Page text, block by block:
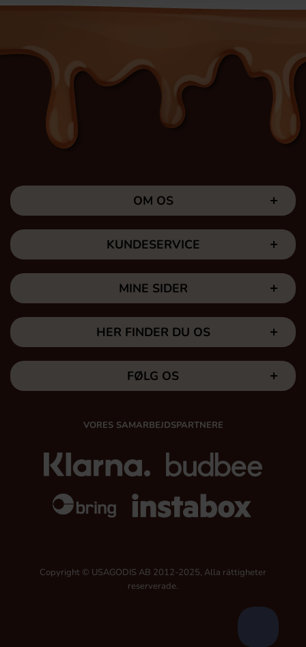
OM OS
KUNDESERVICE
MINE SIDER
HER FINDER DU OS
FØLG OS
VORES SAMARBEJDSPARTNERE
Copyright © USAGODIS AB 2012-2025, Alla rättigheter
reserverade.